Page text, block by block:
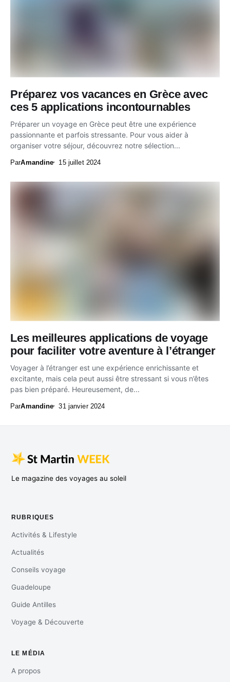
Préparez vos vacances en Grèce avec
ces 5 applications incontournables
Préparer un voyage en Grèce peut être une expérience
passionnante et parfois stressante. Pour vous aider à
organiser votre séjour, découvrez notre sélection...
ParAmandine 15 juillet 2024
Les meilleures applications de voyage
pour faciliter votre aventure à l’étranger
Voyager à l’étranger est une expérience enrichissante et
excitante, mais cela peut aussi être stressant si vous n’êtes
pas bien préparé. Heureusement, de...
ParAmandine 31 janvier 2024
Le magazine des voyages au soleil
RUBRIQUES
Activités & Lifestyle
Actualités
Conseils voyage
Guadeloupe
Guide Antilles
Voyage & Découverte
LE MÉDIA
A propos